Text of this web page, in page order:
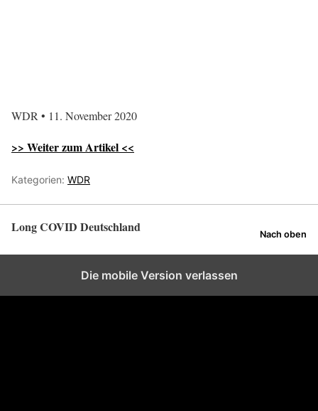
WDR • 11. November 2020
>> Weiter zum Artikel <<
Kategorien: WDR
Long COVID Deutschland Nach oben
Die mobile Version verlassen